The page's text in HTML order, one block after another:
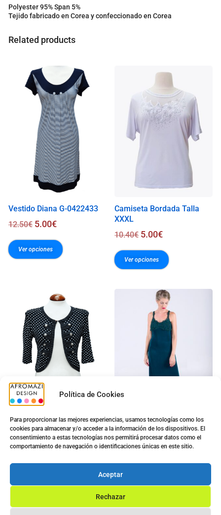
Política de Cookies
Para proporcionar las mejores experiencias, usamos tecnologías como los
cookies para almacenar y/o acceder a la información de los dispositivos. El
consentimiento a estas tecnologías nos permitirá procesar datos como el
comportamiento de navegación o identificaciones únicas en este sitio.
Aceptar
Rechazar
t
o
a
Polyester 95% Span 5%
Tejido fabricado en Corea y confeccionado en Corea
Related products
Vestido Diana G-0422433
12.50€ 5.00€
Ver opciones
Camiseta Bordada Talla
XXXL
10.40€ 5.00€
Ver opciones
Torera Gredel G-0430021
12.50€ 5.00€
Vestido Bordado Largo
con Copa